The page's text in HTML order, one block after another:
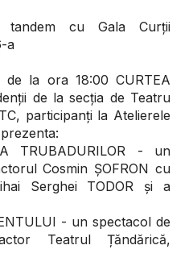
cu Gala Curții
a
la ora 18:00 CURTEA
de la secția de Teatru
participanți la Atelierele
TRUBADURILOR - un
Cosmin ȘOFRON cu
Serghei TODOR și a
- un spectacol de
Teatrul Țăndărică,